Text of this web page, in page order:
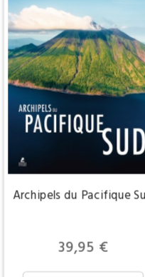
Archipels du Pacifique
Prix
39,95 €